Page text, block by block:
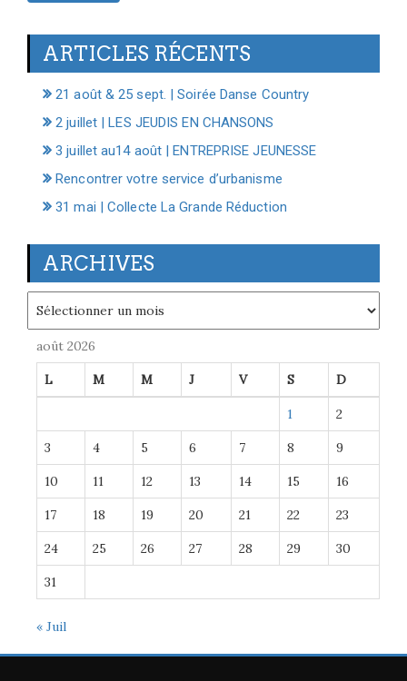
ARTICLES RÉCENTS
21 août & 25 sept. | Soirée Danse Country
2 juillet | LES JEUDIS EN CHANSONS
3 juillet au14 août | ENTREPRISE JEUNESSE
Rencontrer votre service d’urbanisme
31 mai | Collecte La Grande Réduction
ARCHIVES
août 2026
L M M J V S D
1 2
3 4 5 6 7 8 9
10 11 12 13 14 15 16
17 18 19 20 21 22 23
24 25 26 27 28 29 30
31
« Juil